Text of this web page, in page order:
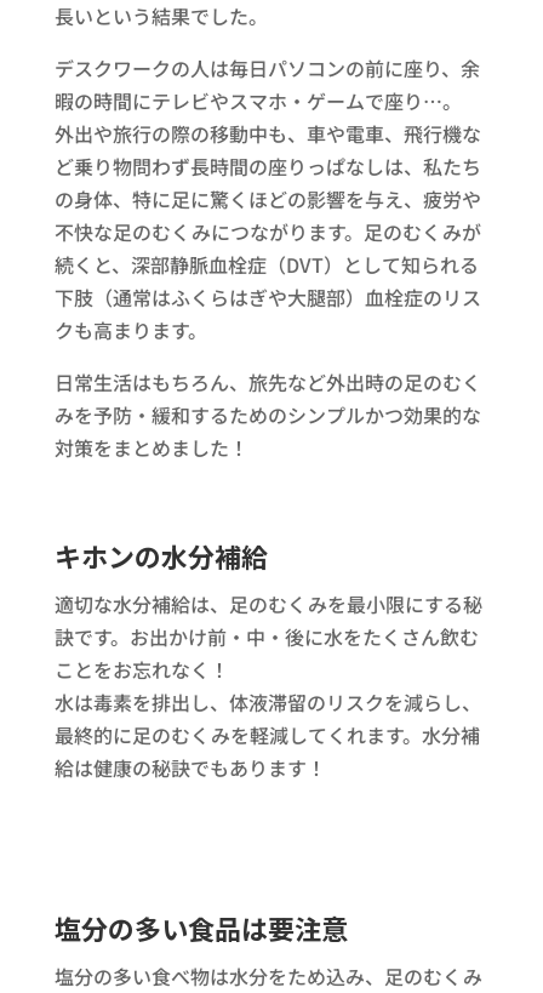
長いという結果でした。
デスクワークの人は毎日パソコンの前に座り、余
暇の時間にテレビやスマホ・ゲームで座り…。
外出や旅行の際の移動中も、車や電車、飛行機な
ど乗り物問わず長時間の座りっぱなしは、私たち
の身体、特に足に驚くほどの影響を与え、疲労や
不快な足のむくみにつながります。足のむくみが
続くと、深部静脈血栓症（DVT）として知られる
下肢（通常はふくらはぎや大腿部）血栓症のリス
クも高まります。
日常生活はもちろん、旅先など外出時の足のむく
みを予防・緩和するためのシンプルかつ効果的な
対策をまとめました！
キホンの水分補給
適切な水分補給は、足のむくみを最小限にする秘
訣です。お出かけ前・中・後に水をたくさん飲む
ことをお忘れなく！
水は毒素を排出し、体液滞留のリスクを減らし、
最終的に足のむくみを軽減してくれます。水分補
給は健康の秘訣でもあります！
塩分の多い食品は要注意
塩分の多い食べ物は水分をため込み、足のむくみ